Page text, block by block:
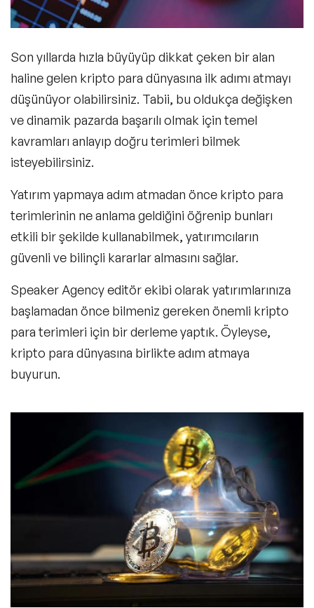
Son yıllarda hızla büyüyüp dikkat çeken bir alan
haline gelen kripto para dünyasına ilk adımı atmayı
düşünüyor olabilirsiniz. Tabii, bu oldukça değişken
ve dinamik pazarda başarılı olmak için temel
kavramları anlayıp doğru terimleri bilmek
isteyebilirsiniz.
Yatırım yapmaya adım atmadan önce kripto para
terimlerinin ne anlama geldiğini öğrenip bunları
etkili bir şekilde kullanabilmek, yatırımcıların
güvenli ve bilinçli kararlar almasını sağlar.
Speaker Agency editör ekibi olarak yatırımlarınıza
başlamadan önce bilmeniz gereken önemli kripto
para terimleri için bir derleme yaptık. Öyleyse,
kripto para dünyasına birlikte adım atmaya
buyurun.